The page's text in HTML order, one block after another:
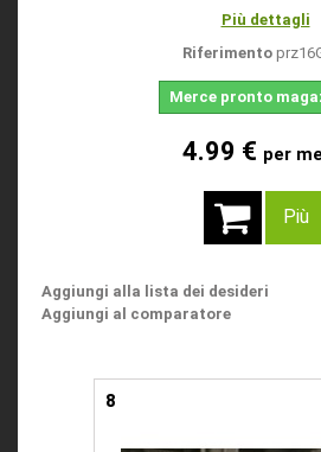
Più dettagli
Riferimento
Merce pronto
4.99 € per
Più
Aggiungi alla lista dei desideri
Aggiungi al comparatore
8